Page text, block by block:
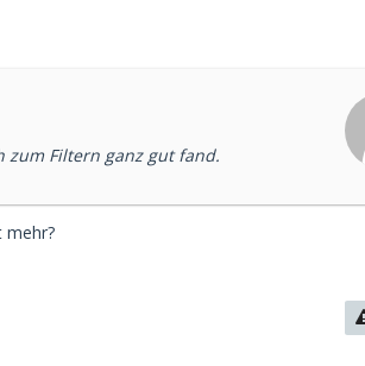
zum Filtern ganz gut fand.
mehr?